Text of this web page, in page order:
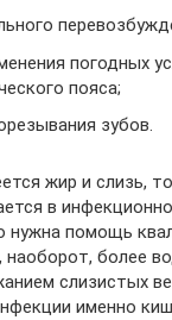
погодных
пояса;
зубов.
жир и слизь,
в
нужна помощь
наоборот, более
слизистых
именно